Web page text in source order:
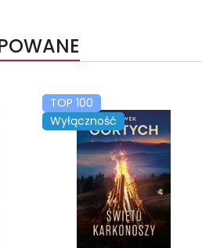
TOP 100
Wyłączność